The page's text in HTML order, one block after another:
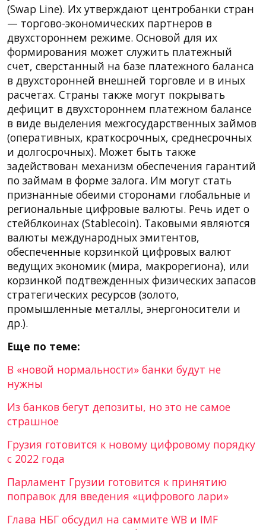
(Swap Line). Их утверждают центробанки стран
— торгово-экономических партнеров в
двухстороннем режиме. Основой для их
формирования может служить платежный
счет, сверстанный на базе платежного баланса
в двухсторонней внешней торговле и в иных
расчетах. Страны также могут покрывать
дефицит в двухстороннем платежном балансе
в виде выделения межгосударственных займов
(оперативных, краткосрочных, среднесрочных
и долгосрочных). Может быть также
задействован механизм обеспечения гарантий
по займам в форме залога. Им могут стать
признанные обеими сторонами глобальные и
региональные цифровые валюты. Речь идет о
стейблкоинах (Stablecoin). Таковыми являются
валюты международных эмитентов,
обеспеченные корзинкой цифровых валют
ведущих экономик (мира, макрорегиона), или
корзинкой подтвежденных физических запасов
стратегических ресурсов (золото,
промышленные металлы, энергоносители и
др.).
Еще по теме:
В «новой нормальности» банки будут не
нужны
Из банков бегут депозиты, но это не самое
страшное
Грузия готовится к новому цифровому порядку
с 2022 года
Парламент Грузии готовится к принятию
поправок для введения «цифрового лари»
Глава НБГ обсудил на саммите WB и IMF